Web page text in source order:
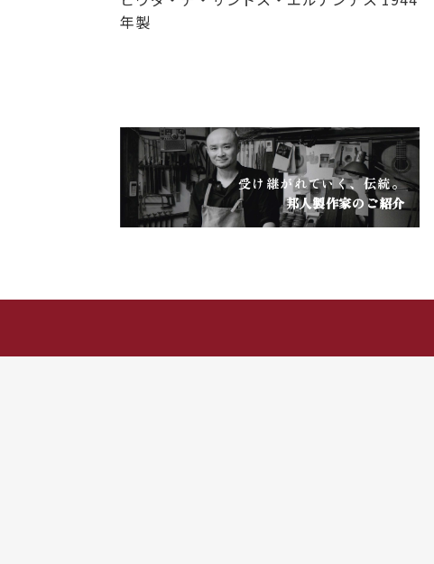
年製
受け継がれていく、伝統。
邦人製作家のご紹介